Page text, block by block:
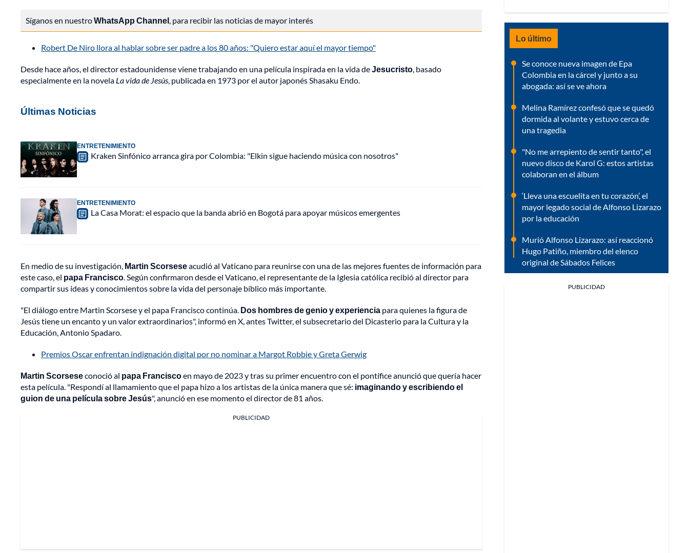
Síganos en nuestroWhatsApp Channel, para recibir las noticias de mayor interés
Robert De Niro llora al hablar sobre ser padre a los 80 años: "Quiero estar aquí el mayor tiempo"
Desde hace años, el director estadounidense viene trabajando en una película inspirada en la vida deJesucristo, basado
especialmente en la novela La vida de Jesús, publicada en 1973 por el autor japonés Shasaku Endo.
Últimas Noticias
ENTRETENIMIENTO
Kraken Sinfónico arranca gira por Colombia: "Elkin sigue haciendo música con nosotros"
ENTRETENIMIENTO
La Casa Morat: el espacio que la banda abrió en Bogotá para apoyar músicos emergentes
En medio de su investigación, Martin Scorseseacudió al Vaticano para reunirse con una de las mejores fuentes de información para
este caso, el papa Francisco. Según confirmaron desde el Vaticano, el representante de la Iglesia católica recibió al director para
compartir sus ideas y conocimientos sobre la vida del personaje bíblico más importante.
"El diálogo entre Martin Scorsese y el papa Francisco continúa. Dos hombres de genio y experiencia para quienes la figura de
Jesús tiene un encanto y un valor extraordinarios", informó en X, antes Twitter, el subsecretario del Dicasterio para la Cultura y la
Educación, Antonio Spadaro.
Premios Oscar enfrentan indignación digital por no nominar a Margot Robbie y Greta Gerwig
Martin Scorseseconoció al papa Franciscoen mayo de 2023 y tras su primer encuentro con el pontífice anunció que quería hacer
esta película. "Respondí al llamamiento que el papa hizo a los artistas de la única manera que sé: imaginando y escribiendo el
guion de una película sobre Jesús", anunció en ese momento el director de 81 años.
PUBLICIDAD
Lo último
Se conoce nueva imagen de Epa
Colombia en la cárcel y junto a su
abogada: así se ve ahora
Melina Ramírez confesó que se quedó
dormida al volante y estuvo cerca de
una tragedia
"No me arrepiento de sentir tanto", el
nuevo disco de Karol G: estos artistas
colaboran en el álbum
‘Lleva una escuelita en tu corazón’, el
mayor legado social de Alfonso Lizarazo
por la educación
Murió Alfonso Lizarazo: así reaccionó
Hugo Patiño, miembro del elenco
original de Sábados Felices
PUBLICIDAD